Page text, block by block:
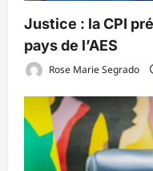
‎Justice : la CPI
pays de l’AES ‎
Rose Marie Segrado